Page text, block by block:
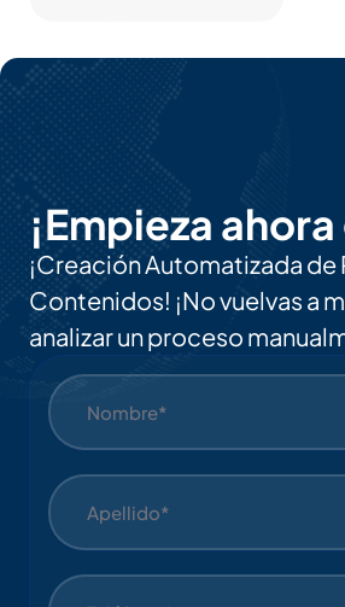
¡Empieza
¡Creación Automatizada de
Contenidos! ¡No vuelvas a
analizar un proceso